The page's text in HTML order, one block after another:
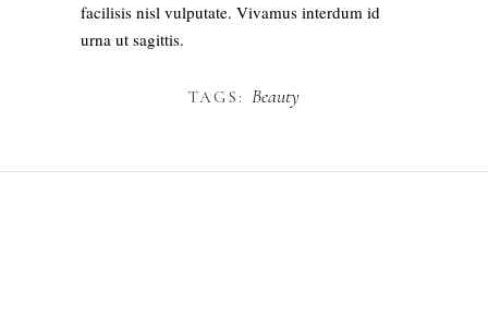
facilisis nisl vulputate. Vivamus interdum id
urna ut sagittis.
TAGS: Beauty